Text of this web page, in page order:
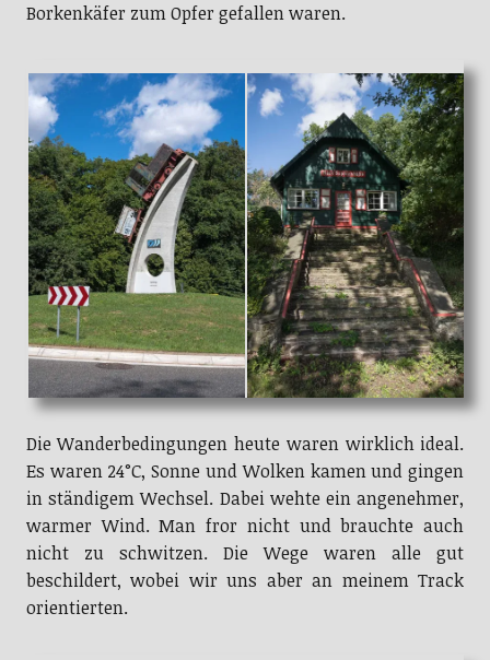
Borkenkäfer zum Opfer gefallen waren.
Die Wanderbedingungen heute waren wirklich ideal.
Es waren 24°C, Sonne und Wolken kamen und gingen
in ständigem Wechsel. Dabei wehte ein angenehmer,
warmer Wind. Man fror nicht und brauchte auch
nicht zu schwitzen. Die Wege waren alle gut
beschildert, wobei wir uns aber an meinem Track
orientierten.